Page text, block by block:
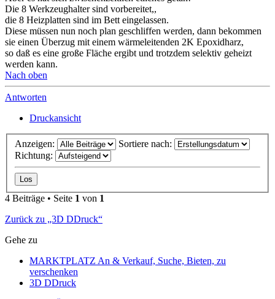
Die 8 Werkzeughalter sind vorbereitet,,
die 8 Heizplatten sind im Bett eingelassen.
Diese müssen nun noch plan geschliffen werden, dann bekommen
sie einen Überzug mit einem wärmeleitenden 2K Epoxidharz,
so daß es eine große Fläche ergibt und trotzdem selektiv geheizt
werden kann.
Nach oben
Antworten
Druckansicht
Anzeigen:
Sortiere nach:
Richtung:
4 Beiträge • Seite 1 von 1
Zurück zu „3D DDruck“
Gehe zu
MARKTPLATZ An & Verkauf, Suche, Bieten, zu
verschenken
3D DDruck